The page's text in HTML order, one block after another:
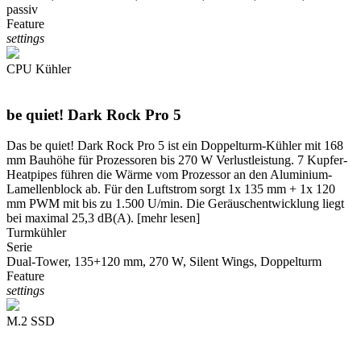
passiv
Feature
settings
CPU Kühler
be quiet! Dark Rock Pro 5
Das be quiet! Dark Rock Pro 5 ist ein Doppelturm-Kühler mit 168
mm Bauhöhe für Prozessoren bis 270 W Verlustleistung. 7 Kupfer-
Heatpipes führen die Wärme vom Prozessor an den Aluminium-
Lamellenblock ab. Für den Luftstrom sorgt 1x 135 mm + 1x 120
mm PWM mit bis zu 1.500 U/min. Die Geräuschentwicklung liegt
bei maximal 25,3 dB(A). [mehr lesen]
Turmkühler
Serie
Dual-Tower, 135+120 mm, 270 W, Silent Wings, Doppelturm
Feature
settings
M.2 SSD